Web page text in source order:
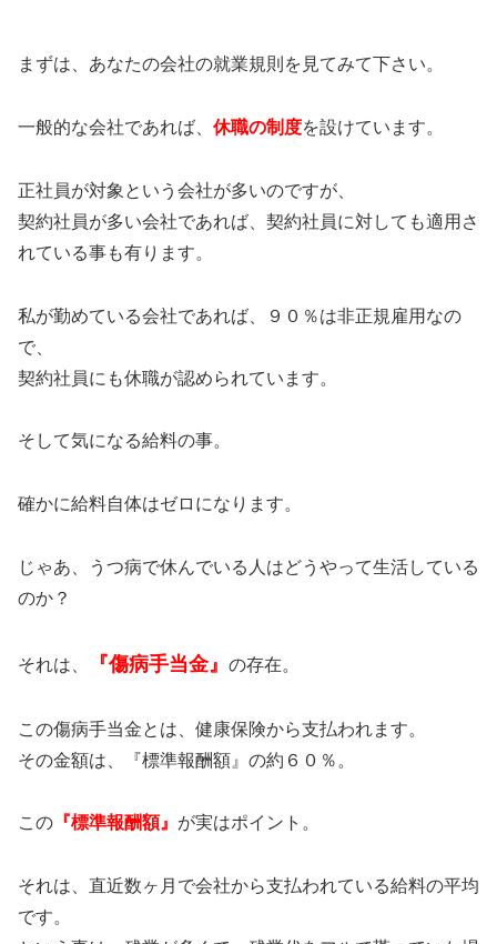
まずは、あなたの会社の就業規則を見てみて下さい。
一般的な会社であれば、 休職の制度を設けています。
正社員が対象という会社が多いのですが、
契約社員が多い会社であれば、契約社員に対しても適用さ
れている事も有ります。
私が勤めている会社であれば、９０％は非正規雇用なの
で、
契約社員にも休職が認められています。
そして気になる給料の事。
確かに給料自体はゼロになります。
じゃあ、うつ病で休んでいる人はどうやって生活している
のか？
それは、 『傷病手当金』 の存在。
この傷病手当金とは、健康保険から支払われます。
その金額は、『標準報酬額』の約６０％。
この 『標準報酬額』 が実はポイント。
それは、直近数ヶ月で会社から支払われている給料の平均
です。